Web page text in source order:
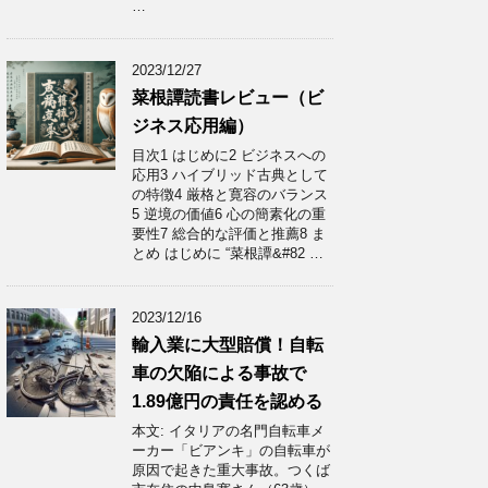
2023/12/27
菜根譚読書レビュー（ビ
ジネス応用編）
目次1 はじめに2 ビジネスへの
応用3 ハイブリッド古典として
の特徴4 厳格と寛容のバランス
5 逆境の価値6 心の簡素化の重
要性7 総合的な評価と推薦8 ま
とめ はじめに “菜根譚&#82 …
2023/12/16
輸入業に大型賠償！自転
車の欠陥による事故で
1.89億円の責任を認める
本文: イタリアの名門自転車メ
ーカー「ビアンキ」の自転車が
原因で起きた重大事故。つくば